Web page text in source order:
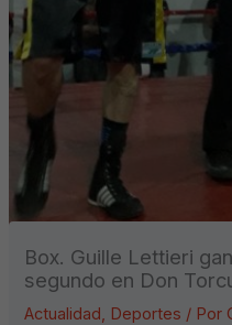
Box. Guille Lettieri
segundo en Don
Actualidad, Deportes / Por